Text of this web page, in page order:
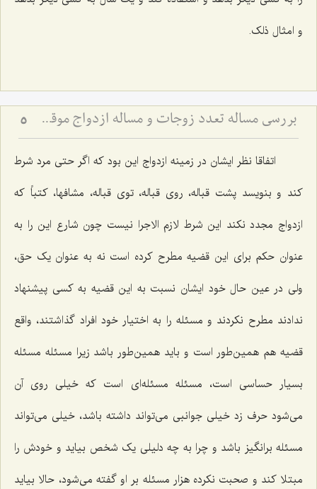
و امثال ذلک.
بررسی مساله تعدد زوجات و مساله ازدواج موقت(2) 5
اتفاقا نظر ایشان در زمینه ازدواج این بود که اگر حتی مرد شرط
کند و بنویسد پشت قباله، روی قباله، توی قباله، مشافها، کتباً که
ازدواج مجدد نکند این شرط لازم الاجرا نیست چون شارع این را به
عنوان حکم برای این قضیه مطرح کرده است نه به عنوان یک حق،
ولی در عین حال خود ایشان نسبت به این قضیه به کسی پیشنهاد
ندادند مطرح نکردند و مسئله را به اختیار خود افراد گذاشتند، واقع
قضیه هم همین‌طور است و باید همین‌طور باشد زیرا مسئله مسئله
بسیار حساسی است، مسئله مسئله‌ای است که خیلی روی آن
می‌شود حرف زد خیلی جوانبی می‌تواند داشته باشد، خیلی می‌تواند
مسئله برانگیز باشد و چرا به چه دلیلی یک شخص بیاید و خودش را
مبتلا کند و صحبت نکرده هزار مسئله بر او گفته می‌شود، حالا بیاید